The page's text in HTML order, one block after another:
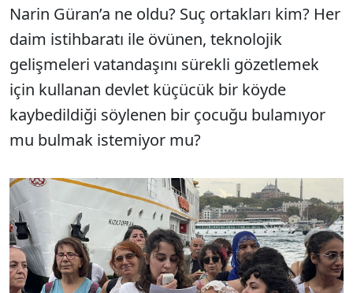
Narin Güran’a ne oldu? Suç ortakları kim? Her
daim istihbaratı ile övünen, teknolojik
gelişmeleri vatandaşını sürekli gözetlemek
için kullanan devlet küçücük bir köyde
kaybedildiği söylenen bir çocuğu bulamıyor
mu bulmak istemiyor mu?